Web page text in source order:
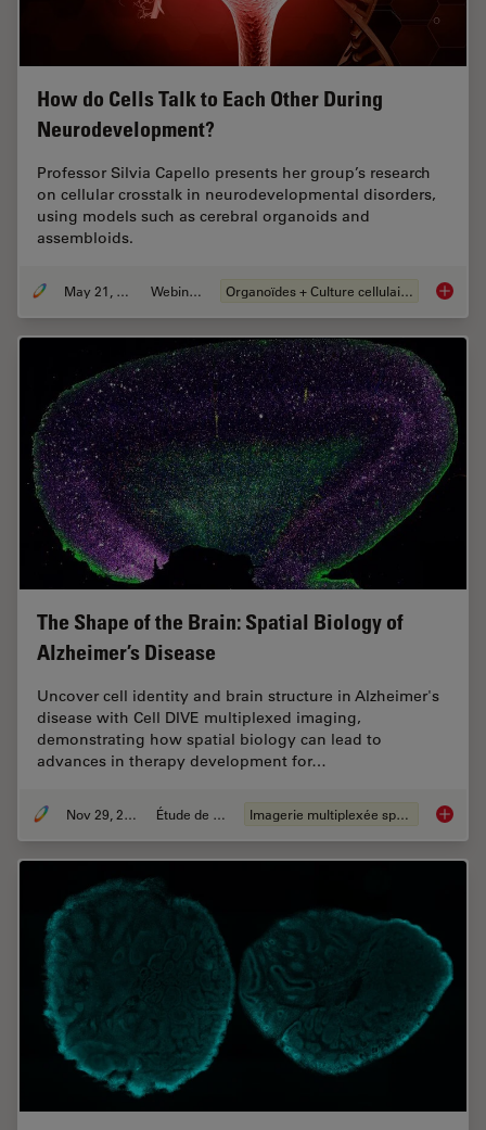
How do Cells Talk to Each Other During
Neurodevelopment?
Professor Silvia Capello presents her group’s research
on cellular crosstalk in neurodevelopmental disorders,
using models such as cerebral organoids and
assembloids.
May 21, 2024 Webinaire Organoïdes + Culture cellulaire en 3D How
The Shape of the Brain: Spatial Biology of
Alzheimer’s Disease
Uncover cell identity and brain structure in Alzheimer's
disease with Cell DIVE multiplexed imaging,
demonstrating how spatial biology can lead to
advances in therapy development for…
Nov 29, 2023 Étude de cas Imagerie multiplexée spatiale The